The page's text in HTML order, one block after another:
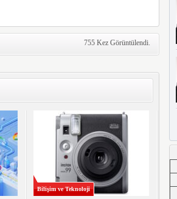
755 Kez Görüntülendi.
Bilişim ve Teknoloji